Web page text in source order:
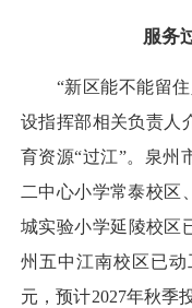
服务
“新区能不能留住
设指挥部相关负责人
育资源“过江”。泉州
二中心小学常泰校区
城实验小学延陵校区
州五中江南校区已动
元，预计2027年秋季